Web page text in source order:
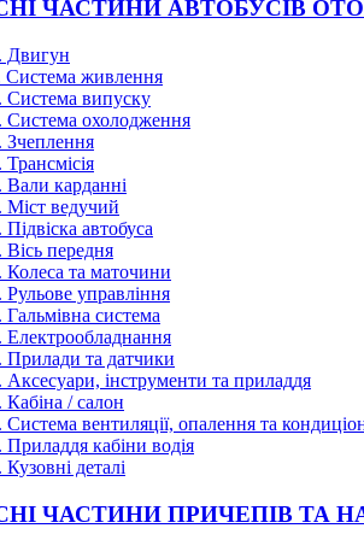
ЧАСТИНИ АВТОБУСІВ
Двигун
Система живлення
Система випуску
Система охолодження
Зчеплення
Трансмісія
Вали карданні
Міст ведучий
Підвіска автобуса
Вісь передня
Колеса та маточини
Рульове управління
Гальмівна система
Електрообладнання
Прилади та датчики
Аксесуари, інструменти та приладдя
Кабіна / салон
Система вентиляції, опалення та
Приладдя кабіни водія
Кузовні деталі
ЧАСТИНИ ПРИЧЕПІВ ТА